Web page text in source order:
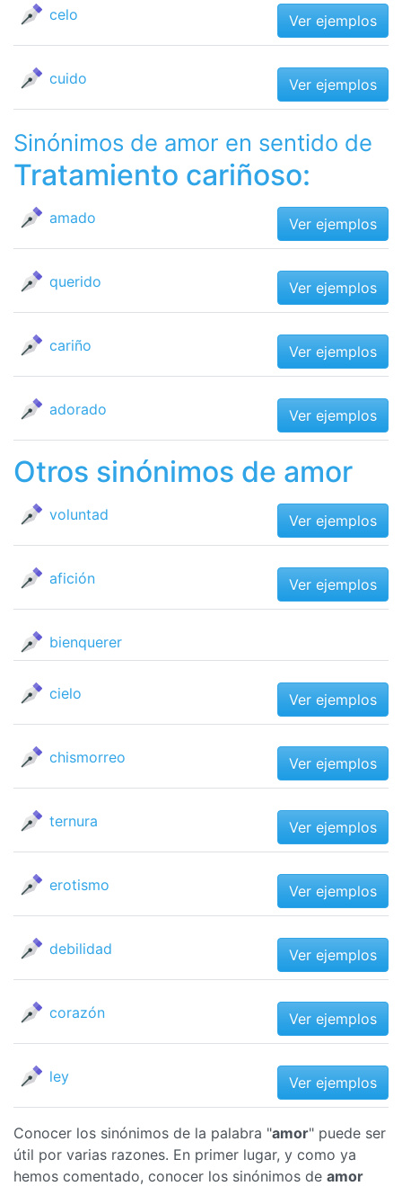
celo Ver ejemplos
cuido Ver ejemplos
Sinónimos de amor en sentido de
Tratamiento cariñoso:
amado Ver ejemplos
querido Ver ejemplos
cariño Ver ejemplos
adorado Ver ejemplos
Otros sinónimos de amor
voluntad Ver ejemplos
afición Ver ejemplos
bienquerer
cielo Ver ejemplos
chismorreo Ver ejemplos
ternura Ver ejemplos
erotismo Ver ejemplos
debilidad Ver ejemplos
corazón Ver ejemplos
ley Ver ejemplos
Conocer los sinónimos de la palabra "amor" puede ser
útil por varias razones. En primer lugar, y como ya
hemos comentado, conocer los sinónimos de amor